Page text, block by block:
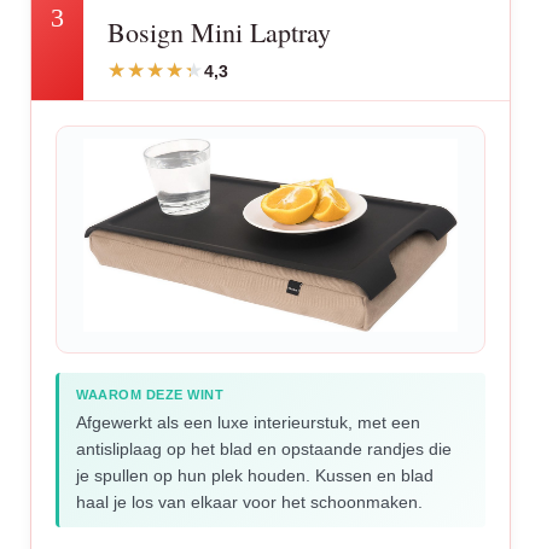
3 Bosign Mini Laptray
4,3
WAAROM DEZE WINT
Afgewerkt als een luxe interieurstuk, met een
antisliplaag op het blad en opstaande randjes die
je spullen op hun plek houden. Kussen en blad
haal je los van elkaar voor het schoonmaken.